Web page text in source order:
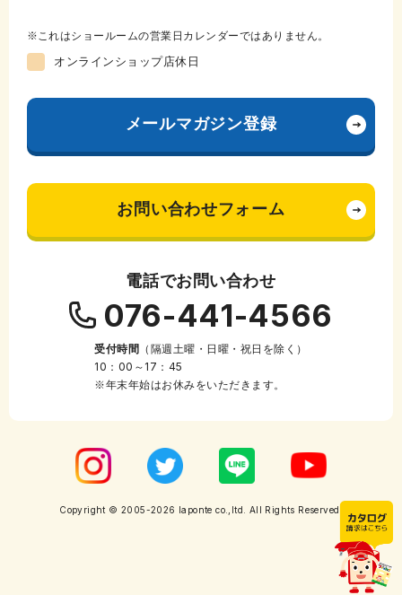
これはショールームの営業日カレンダーではありません。
オンラインショップ店休日
メールマガジン登録
お問い合わせフォーム
電話でお問い合わせ
076-441-4566
受付時間 （隔週土曜・日曜・祝日を除く）
10：00～17：45
※年末年始はお休みをいただきます。
Copyright © 2005-2026 laponte co.,ltd. All Rights Reserved.